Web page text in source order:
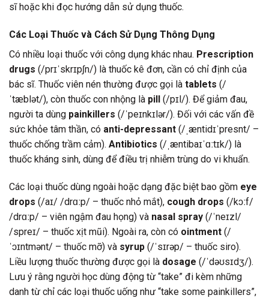
sĩ hoặc khi đọc hướng dẫn sử dụng thuốc.
Các Loại Thuốc và Cách Sử Dụng Thông Dụng
Có nhiều loại thuốc với công dụng khác nhau. Prescription
drugs (/prɪˈskrɪpʃn/) là thuốc kê đơn, cần có chỉ định của
bác sĩ. Thuốc viên nén thường được gọi là tablets (/
ˈtæblət/), còn thuốc con nhộng là pill (/pɪl/). Để giảm đau,
người ta dùng painkillers (/ˈpeɪnkɪlər/). Đối với các vấn đề
sức khỏe tâm thần, có anti-depressant (/ˌæntidɪˈpresnt/ –
thuốc chống trầm cảm). Antibiotics (/ˌæntibaɪˈɑːtɪk/) là
thuốc kháng sinh, dùng để điều trị nhiễm trùng do vi khuẩn.
Các loại thuốc dùng ngoài hoặc dạng đặc biệt bao gồm eye
drops (/aɪ/ /drɑːp/ – thuốc nhỏ mắt), cough drops (/kɔːf/
/drɑːp/ – viên ngậm đau họng) và nasal spray (/ˈneɪzl/
/spreɪ/ – thuốc xịt mũi). Ngoài ra, còn có ointment (/
ˈɔɪntmənt/ – thuốc mỡ) và syrup (/ˈsɪrəp/ – thuốc siro).
Liều lượng thuốc thường được gọi là dosage (/ˈdəʊsɪdʒ/).
Lưu ý rằng người học dùng động từ “take” đi kèm những
danh từ chỉ các loại thuốc uống như “take some painkillers”,